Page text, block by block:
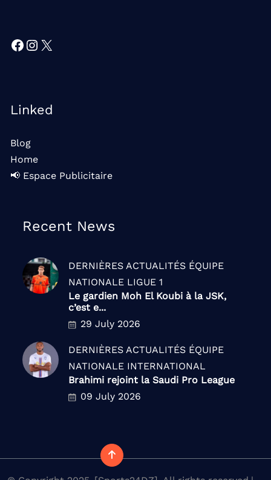
Facebook
Instagram
X
Linked
Blog
Home
📢 Espace Publicitaire
Recent News
DERNIÈRES ACTUALITÉS ÉQUIPE
NATIONALE LIGUE 1
Le gardien Moh El Koubi à la JSK,
c’est e...
29 July 2026
DERNIÈRES ACTUALITÉS ÉQUIPE
NATIONALE INTERNATIONAL
Brahimi rejoint la Saudi Pro League
09 July 2026